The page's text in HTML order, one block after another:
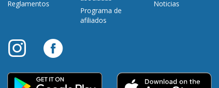
Reglamentos
Programa de
afiliados
Noticias